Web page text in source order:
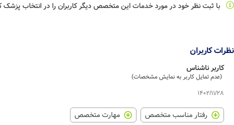
با ثبت نظر خود در مورد خدمات این متخصص دیگر کاربران را در انتخاب
نظرات کاربران
کاربر ناشناس
(عدم تمایل کاربر به نمایش مشخصات)
1402/11/28
رفتار مناسب متخصص مهارت متخصص